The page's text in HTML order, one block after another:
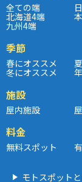
全ての端
北海道4端
九州4端
季節
春にオススメ
冬にオススメ
施設
屋内施設
料金
無料スポット
モトスポット